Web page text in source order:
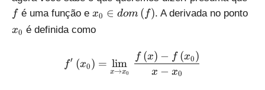
=
f é uma função e {
{
_
x0 ∈ dom ( f). A derivada no ponto
x0 é definida como
f'\left( {{x}_{0}}
f′ (x0) =
x→x0
lim
x − x0
f (x) − f (x0)